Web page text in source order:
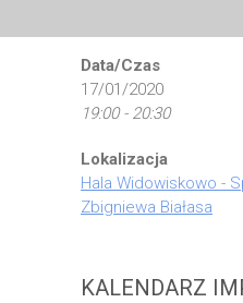
Data/Czas
17/01/2020
19:00 - 20:30
Lokalizacja
Hala Widowiskowo -
Zbigniewa Białasa
KALENDARZ